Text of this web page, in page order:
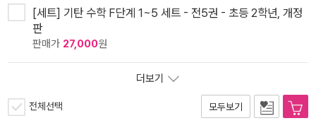
[세트] 기탄 수학 F단계 1~5 세트 - 전5권 - 초등 2학년, 개정
판
판매가 27,000원
더보기
전체선택 모두보기